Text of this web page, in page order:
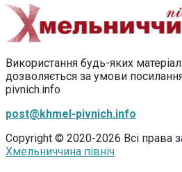
Використання будь-яких
дозволяється за умови
pivnich.info
post@khmel-pivnich.info
Copyright © 2020-2026 Всі права
Хмельниччина північ